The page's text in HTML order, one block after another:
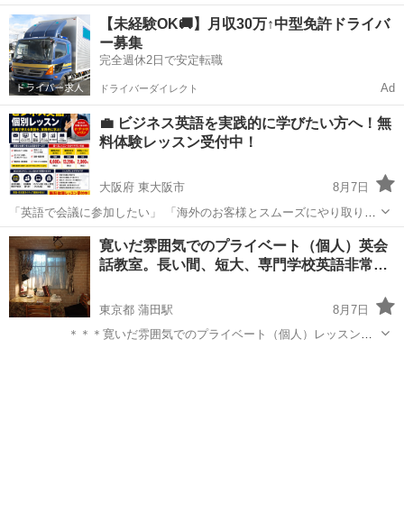
ても身につくか分からない・・・」 そうお考えの大人の方も多いと思
います。事実、日本にいると英語を使う機会はそう沢山はありませ
ん。 しかし、当校はそういった大人の方...
東京 町田市 英会話
【未経験OK🚚】月収30万↑中型免許ドライバ
ー募集
完全週休2日で安定転職
ドライバーダイレクト Ad
💼 ビジネス英語を実践的に学びたい方へ！無
料体験レッスン受付中！
大阪府 東大阪市
8月7日
「英語で会議に参加したい」 「海外のお客様とスムーズにやり取りし
たい」 「英文メールやチャットを自然に書けるようになりたい」 「転
職・昇進のために英語力を身につけたい」 そんな社会人・大学生の方
を対象に、完全個別のビ...
大阪 東大阪市 ビジネス英語 1級
寛いだ雰囲気でのプライベート（個人）英会
話教室。長い間、短大、専門学校英語非常…
東京都 蒲田駅
8月7日
＊＊＊寛いだ雰囲気でのプライベート（個人）レッスンの